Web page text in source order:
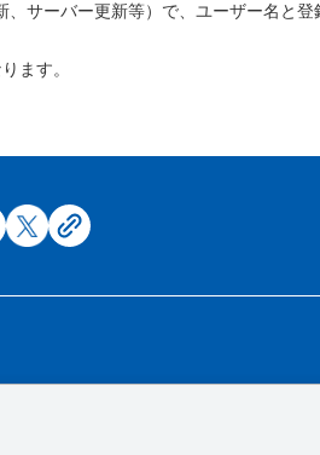
サーバー更新等）で、ユーザー名と登
ます。
facebook
x copy